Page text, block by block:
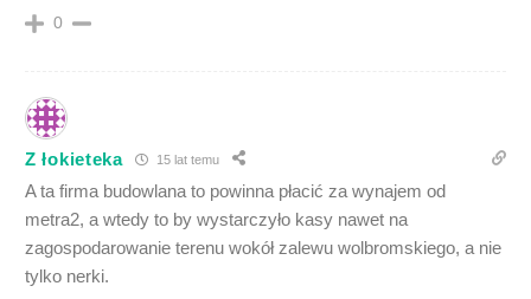
0
Z łokieteka 15 lat temu
A ta firma budowlana to powinna płacić za wynajem od
metra2, a wtedy to by wystarczyło kasy nawet na
zagospodarowanie terenu wokół zalewu wolbromskiego, a nie
tylko nerki.